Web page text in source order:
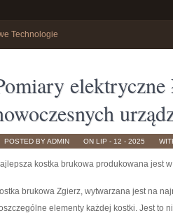
Technologie
POSTED BY ADMIN ON LIP - 12 - 2025
kostka brukowa produkowana jest
brukowa Zgierz, wytwarzana jest na
elementy każdej kostki. Jest to